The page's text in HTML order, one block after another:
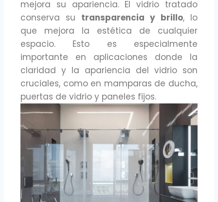
mejora su apariencia. El vidrio tratado
conserva su transparencia y brillo, lo
que mejora la estética de cualquier
espacio. Esto es especialmente
importante en aplicaciones donde la
claridad y la apariencia del vidrio son
cruciales, como en mamparas de ducha,
puertas de vidrio y paneles fijos.